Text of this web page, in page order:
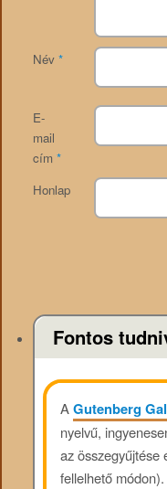
Név *
E-
mail
cím *
Honlap
Fontos
AGutenberg
nyelvű,
az összegyűjtése
fellelhető